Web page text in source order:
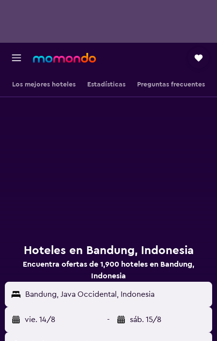
Los mejores hoteles Estadísticas Preguntas frecuentes
Hoteles en Bandung, Indonesia
Encuentra ofertas de 1,900 hoteles en Bandung,
Indonesia
Bandung, Java Occidental, Indonesia
vie. 14/8 - sáb. 15/8